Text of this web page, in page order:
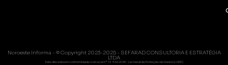
Noroeste Informa - © Copyright 2023-2025 - SEFARAD CONSULTORIA E ESTRATÉGIA
LTDA
Este site está em conformidade com a Lei nº 13.709/2018 - Lei Geral de Proteção de Dados (LGPD)